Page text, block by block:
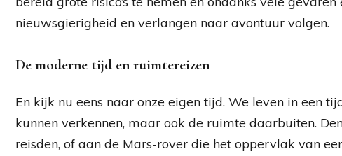
nieuwsgierigheid en verlangen naar avontuur volgen.
De moderne tijd en ruimtereizen
En kijk nu eens naar onze eigen tijd. We leven in een
kunnen verkennen, maar ook de ruimte daarbuiten.
reisden, of aan de Mars-rover die het oppervlak van